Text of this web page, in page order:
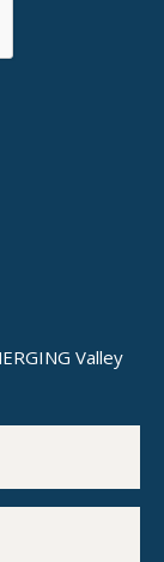
Valley